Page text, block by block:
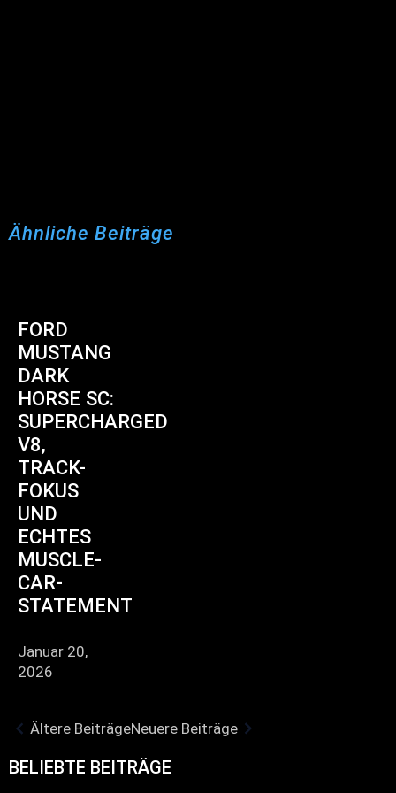
Ähnliche Beiträge
FORD
MUSTANG
DARK
HORSE SC:
SUPERCHARGED
V8,
TRACK-
FOKUS
UND
ECHTES
MUSCLE-
CAR-
STATEMENT
Januar 20,
2026
Ältere BeiträgeNeuere Beiträge
BELIEBTE BEITRÄGE